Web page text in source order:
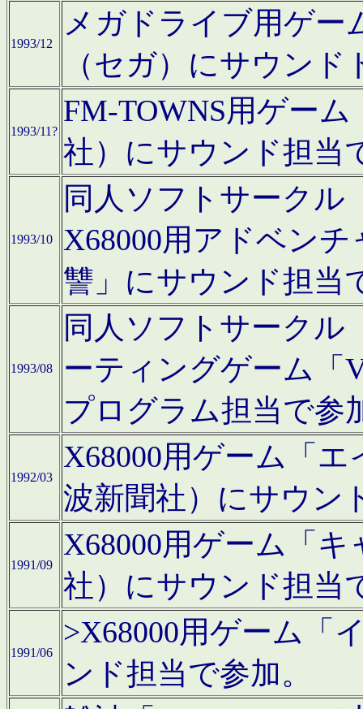
1993/12
メガドライブ用ゲー
（セガ）にサウン
1993/11?
FM-TOWNS用ゲー
社）にサウンド担当
1993/10
同人ソフトサークル
X68000用アドベン
讐」にサウンド担当
1993/08
同人ソフトサークル
ーティングゲーム「
プログラム担当で参
1992/03
X68000用ゲーム「
波新聞社）にサウン
1991/09
X68000用ゲーム「
社）にサウンド担当
1991/06
>X68000用ゲーム「
ンド担当で参加。